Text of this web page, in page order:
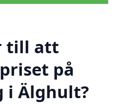
till att
på
i Älghult?